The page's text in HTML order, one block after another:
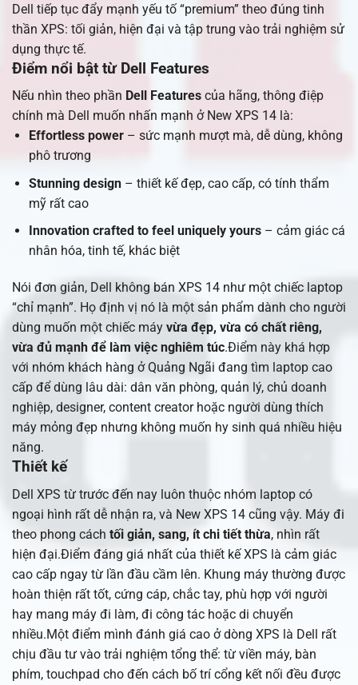
Dell tiếp tục đẩy mạnh yếu tố “premium” theo đúng tinh
thần XPS: tối giản, hiện đại và tập trung vào trải nghiệm sử
dụng thực tế.
Điểm nổi bật từ Dell Features
Nếu nhìn theo phần Dell Features của hãng, thông điệp
chính mà Dell muốn nhấn mạnh ở New XPS 14 là:
Effortless power– sức mạnh mượt mà, dễ dùng, không
phô trương
Stunning design– thiết kế đẹp, cao cấp, có tính thẩm
mỹ rất cao
Innovation crafted to feel uniquely yours– cảm giác cá
nhân hóa, tinh tế, khác biệt
Nói đơn giản, Dell không bán XPS 14 như một chiếc laptop
“chỉ mạnh”. Họ định vị nó là một sản phẩm dành cho người
dùng muốn một chiếc máy vừa đẹp, vừa có chất riêng,
vừa đủ mạnh để làm việc nghiêm túc.Điểm này khá hợp
với nhóm khách hàng ở Quảng Ngãi đang tìm laptop cao
cấp để dùng lâu dài: dân văn phòng, quản lý, chủ doanh
nghiệp, designer, content creator hoặc người dùng thích
máy mỏng đẹp nhưng không muốn hy sinh quá nhiều hiệu
năng.
Thiết kế
Dell XPS từ trước đến nay luôn thuộc nhóm laptop có
ngoại hình rất dễ nhận ra, và New XPS 14 cũng vậy. Máy đi
theo phong cách tối giản, sang, ít chi tiết thừa, nhìn rất
hiện đại.Điểm đáng giá nhất của thiết kế XPS là cảm giác
cao cấp ngay từ lần đầu cầm lên. Khung máy thường được
hoàn thiện rất tốt, cứng cáp, chắc tay, phù hợp với người
hay mang máy đi làm, đi công tác hoặc di chuyển
nhiều.Một điểm mình đánh giá cao ở dòng XPS là Dell rất
chịu đầu tư vào trải nghiệm tổng thể: từ viền máy, bàn
phím, touchpad cho đến cách bố trí cổng kết nối đều được